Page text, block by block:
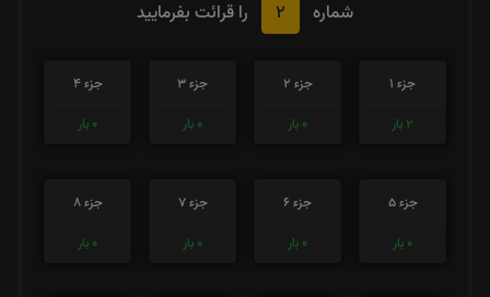
شماره
2 را قرائت بفرمایید
جزء 1
2 بار
جزء 2
0 بار
جزء 3
0 بار
جزء 4
0 بار
جزء 5
0 بار
جزء 6
0 بار
جزء 7
0 بار
جزء 8
0 بار